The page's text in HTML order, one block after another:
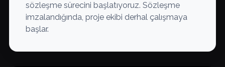
sözleşme sürecini başlatıyoruz. Sözleşme
imzalandığında, proje ekibi derhal çalışmaya
başlar.